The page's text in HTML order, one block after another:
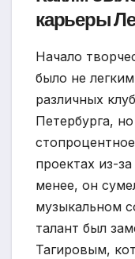
карьеры
Начало
было не
различных
Петербурга,
проектах из-
менее, он
музыкальном
талант был
Тагировым,